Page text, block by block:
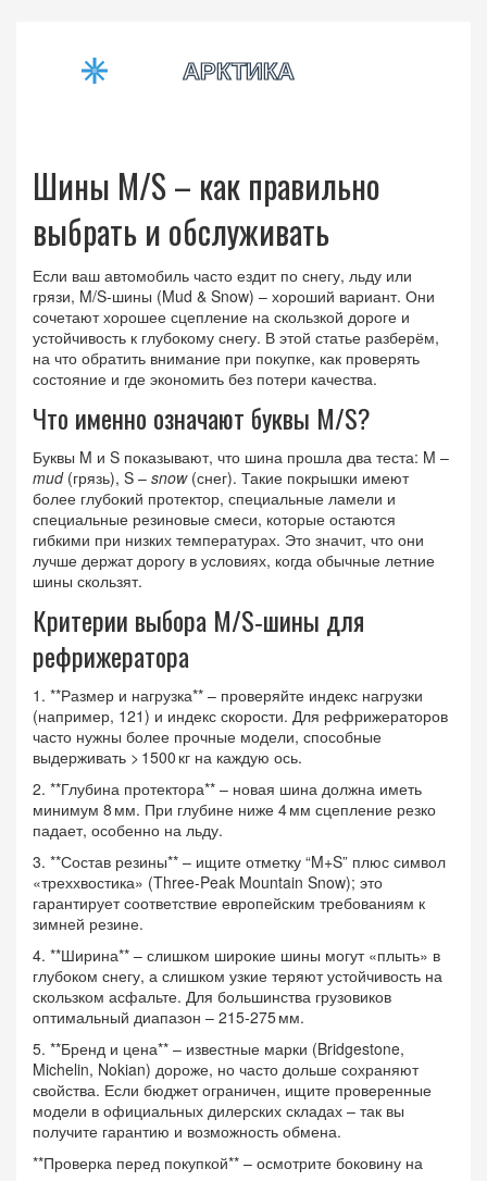
Шины M/S – как правильно
выбрать и обслуживать
Если ваш автомобиль часто ездит по снегу, льду или
грязи, M/S‑шины (Mud & Snow) – хороший вариант. Они
сочетают хорошее сцепление на скользкой дороге и
устойчивость к глубокому снегу. В этой статье разберём,
на что обратить внимание при покупке, как проверять
состояние и где экономить без потери качества.
Что именно означают буквы M/S?
Буквы M и S показывают, что шина прошла два теста: M –
mud(грязь), S – snow(снег). Такие покрышки имеют
более глубокий протектор, специальные ламели и
специальные резиновые смеси, которые остаются
гибкими при низких температурах. Это значит, что они
лучше держат дорогу в условиях, когда обычные летние
шины скользят.
Критерии выбора M/S‑шины для
рефрижератора
1. **Размер и нагрузка** – проверяйте индекс нагрузки
(например, 121) и индекс скорости. Для рефрижераторов
часто нужны более прочные модели, способные
выдерживать > 1500 кг на каждую ось.
2. **Глубина протектора** – новая шина должна иметь
минимум 8 мм. При глубине ниже 4 мм сцепление резко
падает, особенно на льду.
3. **Состав резины** – ищите отметку “M+S” плюс символ
«треххвостика» (Three-Peak Mountain Snow); это
гарантирует соответствие европейским требованиям к
зимней резине.
4. **Ширина** – слишком широкие шины могут «плыть» в
глубоком снегу, а слишком узкие теряют устойчивость на
скользком асфальте. Для большинства грузовиков
оптимальный диапазон – 215‑275 мм.
5. **Бренд и цена** – известные марки (Bridgestone,
Michelin, Nokian) дороже, но часто дольше сохраняют
свойства. Если бюджет ограничен, ищите проверенные
модели в официальных дилерских складах – так вы
получите гарантию и возможность обмена.
**Проверка перед покупкой** – осмотрите боковину на